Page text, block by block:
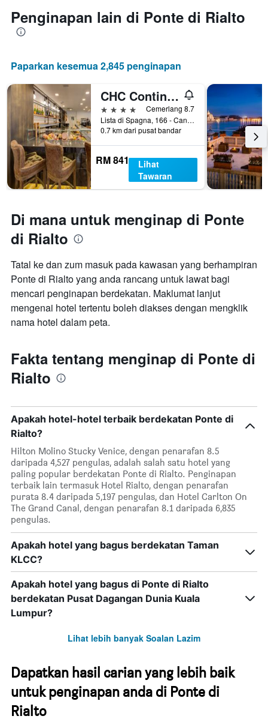
Penginapan lain di Ponte di Rialto
Paparkan kesemua 2,845 penginapan
CHC Continental, BW Premier Collection
4 bintang
Cemerlang 8.7
Lista di Spagna, 166 - Cannareggio, Venice, Veneto, Itali
0.7 km dari pusat bandar
RM 841
Lihat
Tawaran
Di mana untuk menginap di Ponte
di Rialto
Tatal ke dan zum masuk pada kawasan yang berhampiran
Ponte di Rialto yang anda rancang untuk lawat bagi
mencari penginapan berdekatan. Maklumat lanjut
mengenai hotel tertentu boleh diakses dengan mengklik
nama hotel dalam peta.
Fakta tentang menginap di Ponte di
Rialto
Apakah hotel-hotel terbaik berdekatan Ponte di
Rialto?
Hilton Molino Stucky Venice, dengan penarafan 8.5
daripada 4,527 pengulas, adalah salah satu hotel yang
paling popular berdekatan Ponte di Rialto. Penginapan
terbaik lain termasuk Hotel Rialto, dengan penarafan
purata 8.4 daripada 5,197 pengulas, dan Hotel Carlton On
The Grand Canal, dengan penarafan 8.1 daripada 6,835
pengulas.
Apakah hotel yang bagus berdekatan Taman
KLCC?
Apakah hotel yang bagus di Ponte di Rialto
berdekatan Pusat Dagangan Dunia Kuala
Lumpur?
Lihat lebih banyak Soalan Lazim
Dapatkan hasil carian yang lebih baik
untuk penginapan anda di Ponte di
Rialto